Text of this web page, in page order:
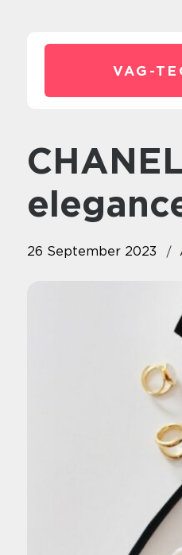
VAG-
CHANEL tasker – tidløs
26 September 2023